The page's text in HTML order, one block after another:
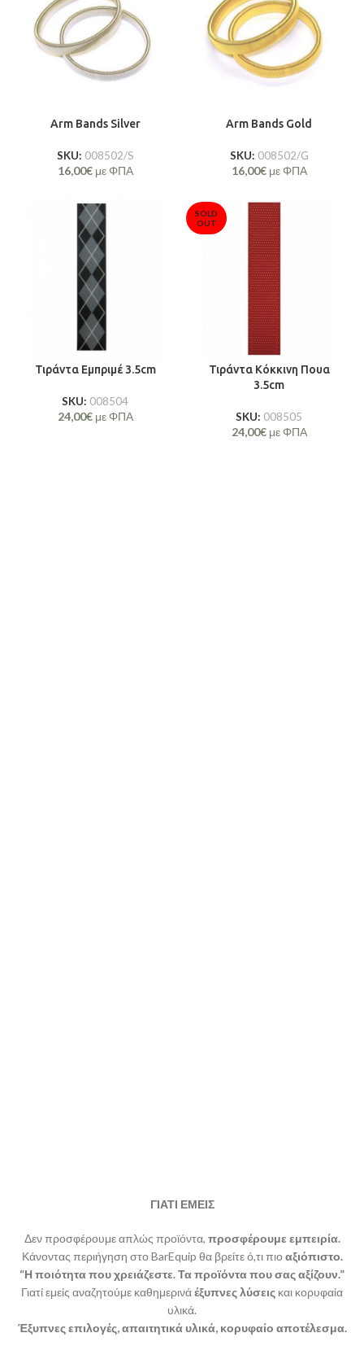
Arm Bands Silver
SKU: 008502/S
16,00€με ΦΠΑ
Arm Bands Gold
SKU: 008502/G
16,00€με ΦΠΑ
Τιράντα Εμπριμέ 3.5cm
SKU: 008504
24,00€με ΦΠΑ
SOLD
OUT
Τιράντα Κόκκινη Πουα
3.5cm
SKU: 008505
24,00€με ΦΠΑ
ΓΙΑΤΙ ΕΜΕΙΣ
Δεν προσφέρουμε απλώς προϊόντα, προσφέρουμε εμπειρία.
Κάνοντας περιήγηση στο BarEquip θα βρείτε ό,τι πιο αξιόπιστο.
“Η ποιότητα που χρειάζεστε. Τα προϊόντα που σας αξίζουν.”
Γιατί εμείς αναζητούμε καθημερινάέξυπνες λύσεις και κορυφαία
υλικά.
Έξυπνες επιλογές, απαιτητικά υλικά, κορυφαίο αποτέλεσμα.